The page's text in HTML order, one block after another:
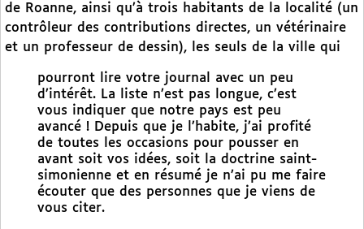
de Roanne, ainsi qu’à trois habitants de la localité (un
contrôleur des contributions directes, un vétérinaire
et un professeur de dessin), les seuls de la ville qui
pourront lire votre journal avec un peu
d’intérêt. La liste n’est pas longue, c’est
vous indiquer que notre pays est peu
avancé ! Depuis que je l’habite, j’ai profité
de toutes les occasions pour pousser en
avant soit vos idées, soit la doctrine saint-
simonienne et en résumé je n’ai pu me faire
écouter que des personnes que je viens de
vous citer.